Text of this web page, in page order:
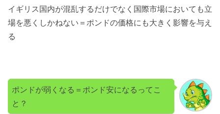
イギリス国内が混乱するだけでなく国際市場においても立
場を悪くしかねない＝ポンドの価格にも大きく影響を与え
る
ポンドが弱くなる＝ポンド安になるってこ
と？